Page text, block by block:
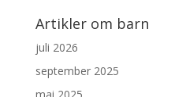
Artikler om barn
juli 2026
september 2025